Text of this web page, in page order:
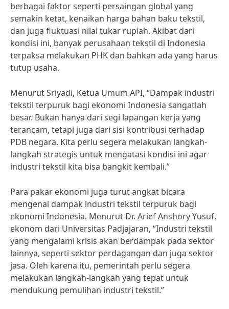
berbagai faktor seperti persaingan global yang
semakin ketat, kenaikan harga bahan baku tekstil,
dan juga fluktuasi nilai tukar rupiah. Akibat dari
kondisi ini, banyak perusahaan tekstil di Indonesia
terpaksa melakukan PHK dan bahkan ada yang harus
tutup usaha.
Menurut Sriyadi, Ketua Umum API, “Dampak industri
tekstil terpuruk bagi ekonomi Indonesia sangatlah
besar. Bukan hanya dari segi lapangan kerja yang
terancam, tetapi juga dari sisi kontribusi terhadap
PDB negara. Kita perlu segera melakukan langkah-
langkah strategis untuk mengatasi kondisi ini agar
industri tekstil kita bisa bangkit kembali.”
Para pakar ekonomi juga turut angkat bicara
mengenai dampak industri tekstil terpuruk bagi
ekonomi Indonesia. Menurut Dr. Arief Anshory Yusuf,
ekonom dari Universitas Padjajaran, “Industri tekstil
yang mengalami krisis akan berdampak pada sektor
lainnya, seperti sektor perdagangan dan juga sektor
jasa. Oleh karena itu, pemerintah perlu segera
melakukan langkah-langkah yang tepat untuk
mendukung pemulihan industri tekstil.”